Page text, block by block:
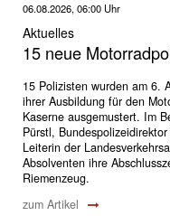
06.08.2026, 06:00 Uhr
Aktuelles
15 neue
15 Polizisten wurden am 6.
ihrer Ausbildung für den
Kaserne ausgemustert. Im
Pürstl,
Leiterin der
Absolventen ihre
Riemenzeug.
zum Artikel